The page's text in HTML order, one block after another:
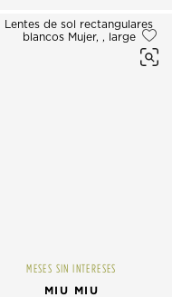
MESES SIN INTERESES
MIU MIU